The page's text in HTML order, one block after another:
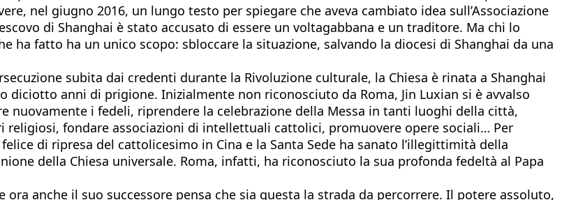
nel giugno 2016, un lungo testo per spiegare che aveva cambiato idea sull’Associazione
di Shanghai è stato accusato di essere un voltagabbana e un traditore. Ma chi lo
ha fatto ha un unico scopo: sbloccare la situazione, salvando la diocesi di Shanghai da una
subita dai credenti durante la Rivoluzione culturale, la Chiesa è rinata a Shanghai
diciotto anni di prigione. Inizialmente non riconosciuto da Roma, Jin Luxian si è avvalso
nuovamente i fedeli, riprendere la celebrazione della Messa in tanti luoghi della città,
fondare associazioni di intellettuali cattolici, promuovere opere sociali… Per
di ripresa del cattolicesimo in Cina e la Santa Sede ha sanato l’illegittimità della
della Chiesa universale. Roma, infatti, ha riconosciuto la sua profonda fedeltà al Papa
anche il suo successore pensa che sia questa la strada da percorrere. Il potere assoluto,